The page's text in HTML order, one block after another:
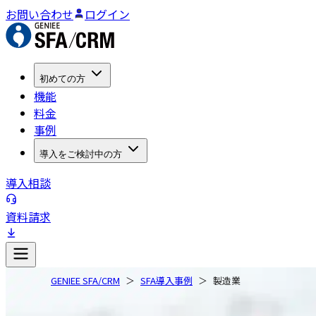
お問い合わせ ログイン
初めての方
機能
料金
事例
導入をご検討中の方
導入相談
資料請求
GENIEE SFA/CRM SFA導入事例 製造業